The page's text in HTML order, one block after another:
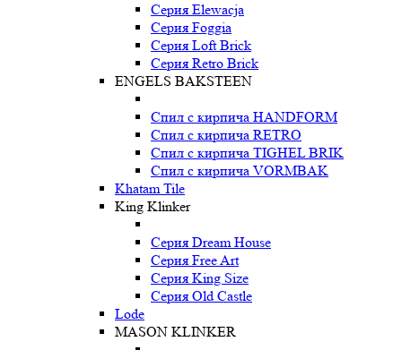
Серия Elewacja
Серия Foggia
Серия Loft Brick
Серия Retro Brick
ENGELS BAKSTEEN
Спил с кирпича HANDFORM
Спил с кирпича RETRO
Спил с кирпича TIGHEL BRIK
Спил с кирпича VORMBAK
Khatam Tile
King Klinker
Серия Dream House
Серия Free Art
Серия King Size
Серия Old Castle
Lode
MASON KLINKER